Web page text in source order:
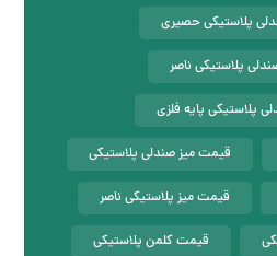
پلاستیکی حصیری
پلاستیکی ناصر
پلاستیکی پایه فلزی
قیمت میز صندلی پلاستیکی
قیمت میز پلاستیکی ناصر
قیمت کلمن پلاستیکی